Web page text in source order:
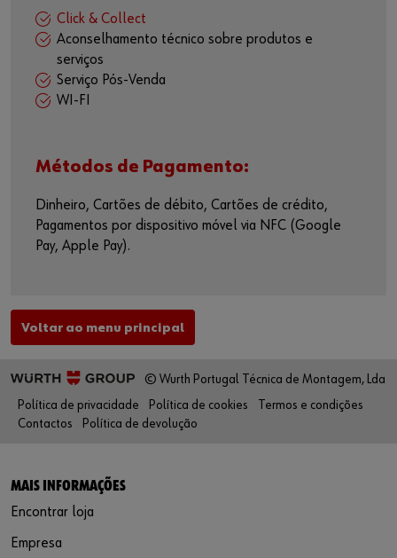
Click & Collect
Aconselhamento técnico sobre produtos e
serviços
Serviço Pós-Venda
WI-FI
Métodos de Pagamento:
Dinheiro, Cartões de débito, Cartões de crédito,
Pagamentos por dispositivo móvel via NFC (Google
Pay, Apple Pay).
Voltar ao menu principal
© Wurth Portugal Técnica de Montagem, Lda
Política de privacidade
Política de cookies
Termos e condições
Contactos
Política de devolução
MAIS INFORMAÇÕES
Encontrar loja
Empresa